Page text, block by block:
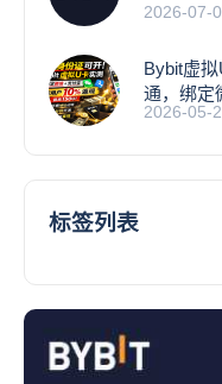
2026-07-
Bybit虚
通，绑定
2026-05-
标签列表